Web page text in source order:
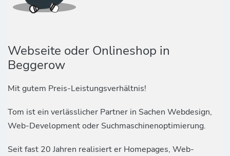
Webseite oder Onlineshop in
Beggerow
Mit gutem Preis-Leistungsverhältnis!
Tom ist ein verlässlicher Partner in Sachen Webdesign,
Web-Development oder Suchmaschinenoptimierung.
Seit fast 20 Jahren realisiert er Homepages, Web-